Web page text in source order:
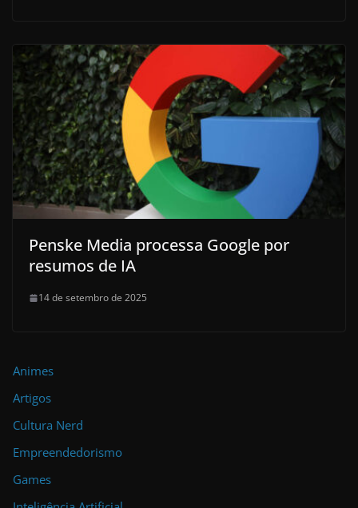
Penske Media processa Google por
resumos de IA
14 de setembro de 2025
Animes
Artigos
Cultura Nerd
Empreendedorismo
Games